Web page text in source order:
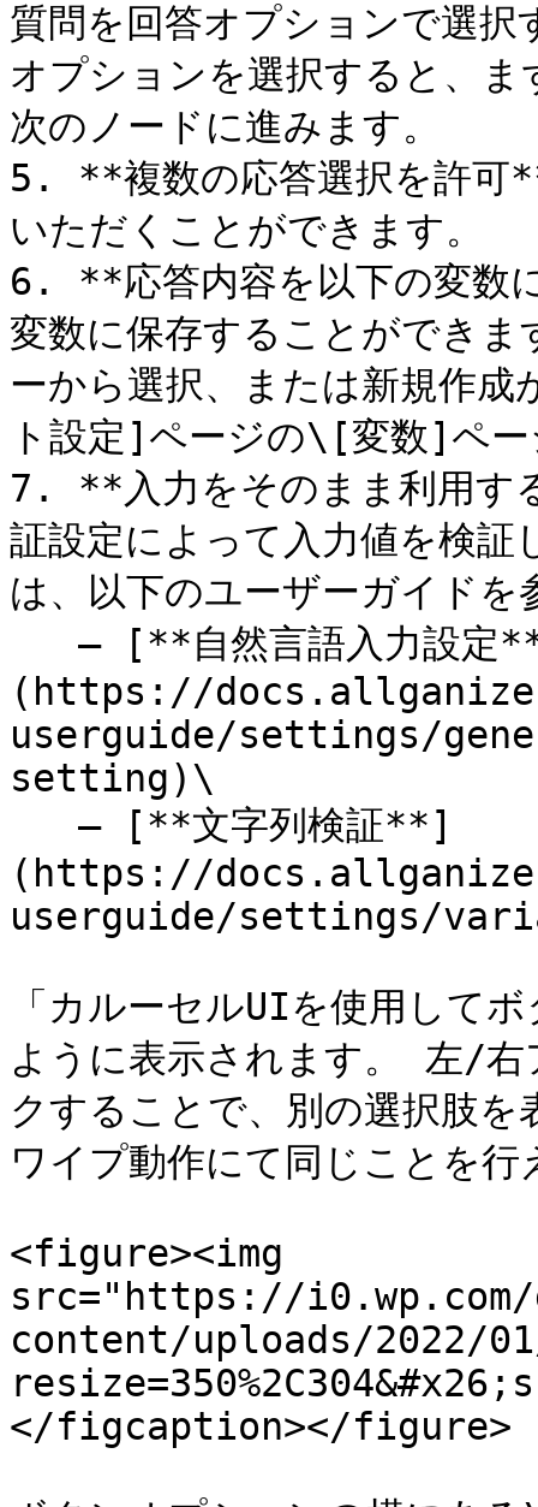
質問を回答オプションで選
オプションを選択すると、
次のノードに進みます。
5. **複数の応答選択を許可
いただくことができます。
6. **応答内容を以下の変数
変数に保存することができ
ーから選択、または新規作
ト設定]ページの\[変数]ペー
7. **入力をそのまま利用す
証設定によって入力値を検
は、以下のユーザーガイド
(https://
userguide/settings/
setting)\
(https://
userguide/settings/
「カルーセルUIを使用して
ように表示されます。 左/右
クすることで、別の選択肢
ワイプ動作にて同じことを行
<figure><img
src="https://
content/uploads/2022/
</figcaption></figure>